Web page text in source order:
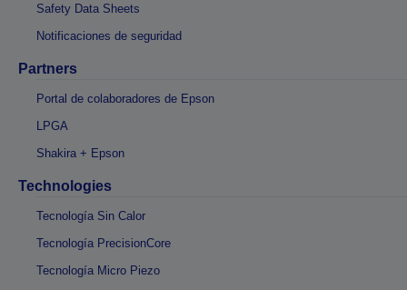
Safety Data Sheets
Notificaciones de seguridad
Partners
Portal de colaboradores de Epson
LPGA
Shakira + Epson
Technologies
Tecnología Sin Calor
Tecnología PrecisionCore
Tecnología Micro Piezo